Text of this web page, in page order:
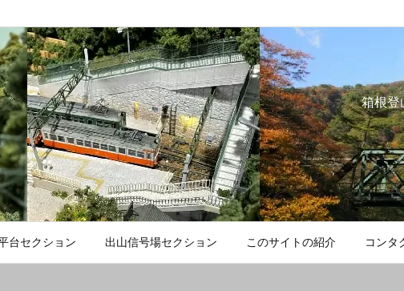
箱根登
台セクション 出山信号場セクション このサイトの紹介 コンタ